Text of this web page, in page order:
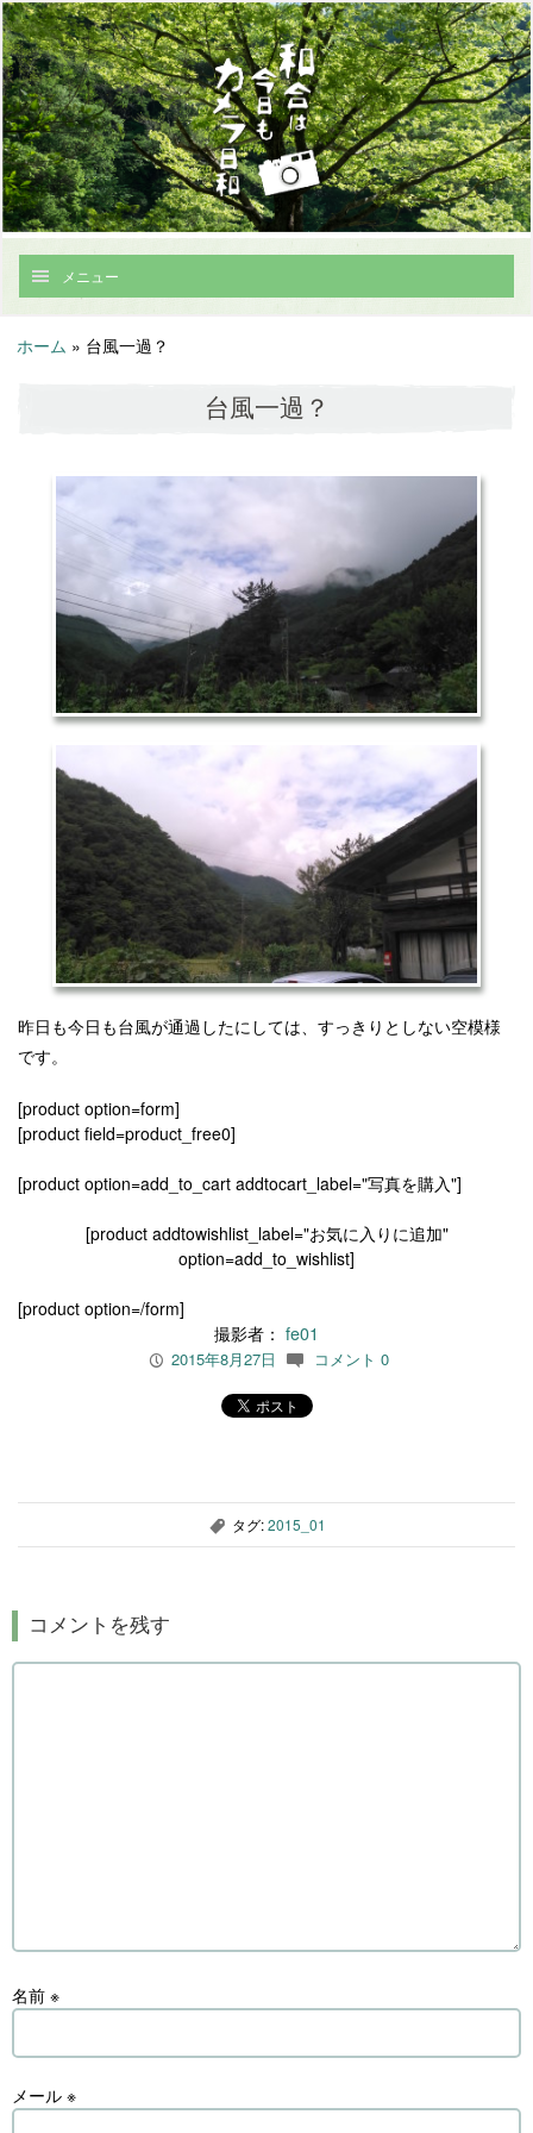
メニュー
ホーム » 台風一過？
台風一過？
昨日も今日も台風が通過したにしては、すっきりとしない空模様
です。
[product option=form]
[product field=product_free0]
[product option=add_to_cart addtocart_label="写真を購入"]
[product addtowishlist_label="お気に入りに追加"
option=add_to_wishlist]
[product option=/form]
撮影者： fe01
P 2015年8月27日 c コメント 0
, タグ:2015_01
コメントを残す
名前 ※
メール ※